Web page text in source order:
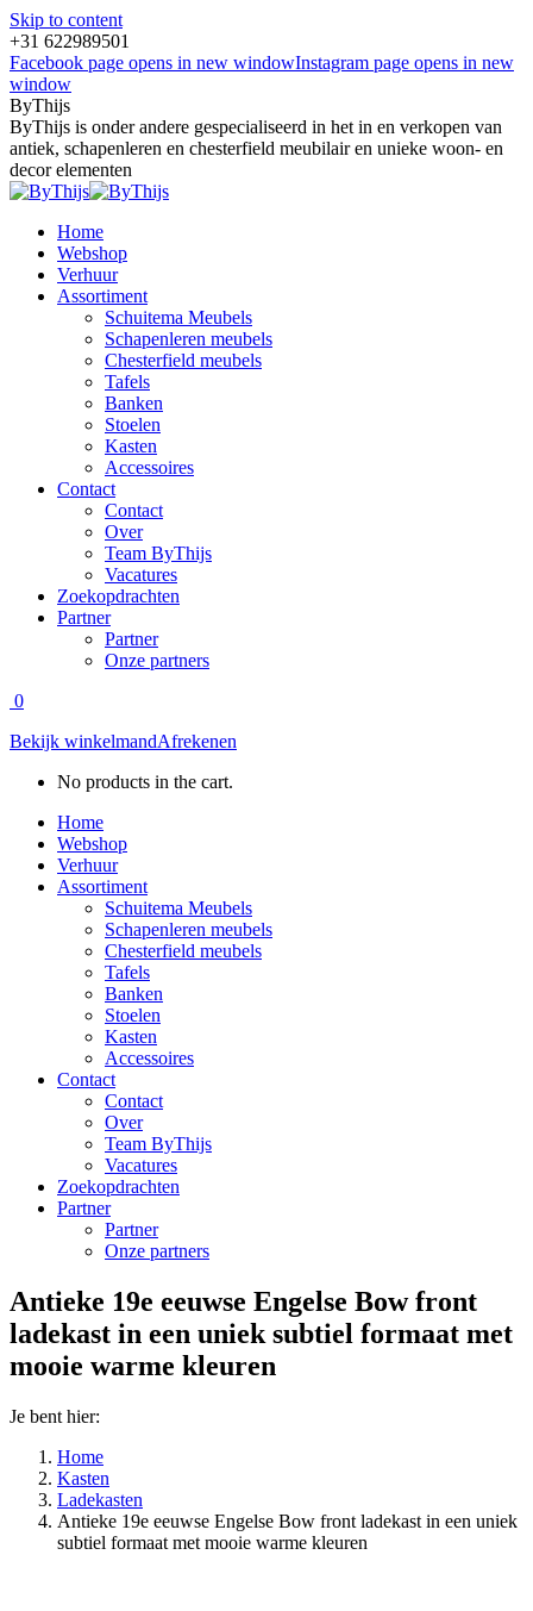
Skip to content
+31 622989501
Facebook page opens in new windowInstagram page opens in new
window
ByThijs
ByThijs is onder andere gespecialiseerd in het in en verkopen van
antiek, schapenleren en chesterfield meubilair en unieke woon- en
decor elementen
Home
Webshop
Verhuur
Assortiment
Schuitema Meubels
Schapenleren meubels
Chesterfield meubels
Tafels
Banken
Stoelen
Kasten
Accessoires
Contact
Contact
Over
Team ByThijs
Vacatures
Zoekopdrachten
Partner
Partner
Onze partners
0
Bekijk winkelmandAfrekenen
No products in the cart.
Home
Webshop
Verhuur
Assortiment
Schuitema Meubels
Schapenleren meubels
Chesterfield meubels
Tafels
Banken
Stoelen
Kasten
Accessoires
Contact
Contact
Over
Team ByThijs
Vacatures
Zoekopdrachten
Partner
Partner
Onze partners
Antieke 19e eeuwse Engelse Bow front
ladekast in een uniek subtiel formaat met
mooie warme kleuren
Je bent hier:
Home
Kasten
Ladekasten
Antieke 19e eeuwse Engelse Bow front ladekast in een uniek
subtiel formaat met mooie warme kleuren